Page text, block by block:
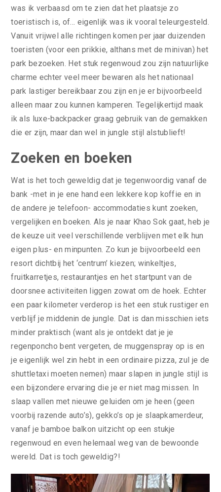
was ik verbaasd om te zien dat het plaatsje zo
toeristisch is, of… eigenlijk was ik vooral teleurgesteld.
Vanuit vrijwel alle richtingen komen per jaar duizenden
toeristen (voor een prikkie, althans met de minivan) het
park bezoeken. Het stuk regenwoud zou zijn natuurlijke
charme echter veel meer bewaren als het nationaal
park lastiger bereikbaar zou zijn en je er bijvoorbeeld
alleen maar zou kunnen kamperen. Tegelijkertijd maak
ik als luxe-backpacker graag gebruik van de gemakken
die er zijn, maar dan wel in jungle stijl alstublieft!
Zoeken en boeken
Wat is het toch geweldig dat je tegenwoordig vanaf de
bank -met in je ene hand een lekkere kop koffie en in
de andere je telefoon- accommodaties kunt zoeken,
vergelijken en boeken. Als je naar Khao Sok gaat, heb je
de keuze uit veel verschillende verblijven met elk hun
eigen plus- en minpunten. Zo kun je bijvoorbeeld een
resort dichtbij het ‘centrum’ kiezen; winkeltjes,
fruitkarretjes, restaurantjes en het startpunt van de
doorsnee activiteiten liggen zowat om de hoek. Echter
een paar kilometer verderop is het een stuk rustiger en
verblijf je middenin de jungle. Dat is dan misschien iets
minder praktisch (want als je ontdekt dat je je
regenponcho bent vergeten, de muggenspray op is en
je eigenlijk wel zin hebt in een ordinaire pizza, zul je de
shuttletaxi moeten nemen) maar slapen in jungle stijl is
een bijzondere ervaring die je er niet mag missen. In
slaap vallen met nieuwe geluiden om je heen (geen
voorbij razende auto’s), gekko’s op je slaapkamerdeur,
vanaf je bamboe balkon uitzicht op een stukje
regenwoud en even helemaal weg van de bewoonde
wereld. Dat is toch geweldig?!